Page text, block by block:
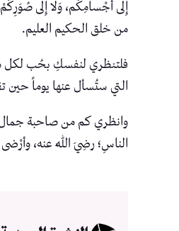
إِلى أَجْسامِكْم، وَلا إِلى
من خلق الحكيم العليم.
فلتنظري لنفسكِ بحُب لكل ما
التي ستُسأل عنها يوماً حين
وانظري كم من صاحبة جمال
الناسِ؛ رضِيَ اللهُ عنه،